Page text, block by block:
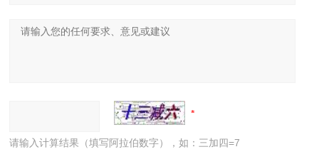
请输入计算结果（填写阿拉伯数字），如：三加四=7